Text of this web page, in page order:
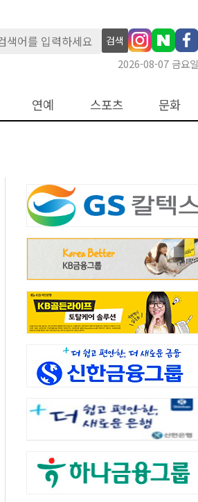
검색
2026-08-07 금요일
연예 스포츠 문화